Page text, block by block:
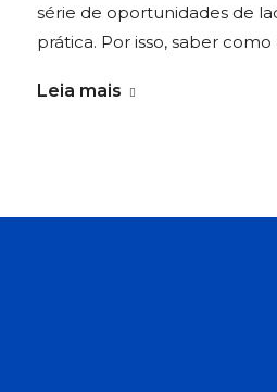
série de oportunidades de
prática. Por isso, saber
Leia mais